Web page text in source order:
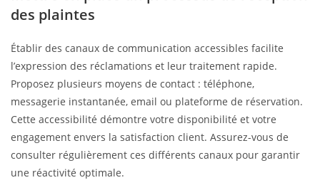
des plaintes
Établir des canaux de communication accessibles facilite
l’expression des réclamations et leur traitement rapide.
Proposez plusieurs moyens de contact : téléphone,
messagerie instantanée, email ou plateforme de réservation.
Cette accessibilité démontre votre disponibilité et votre
engagement envers la satisfaction client. Assurez-vous de
consulter régulièrement ces différents canaux pour garantir
une réactivité optimale.